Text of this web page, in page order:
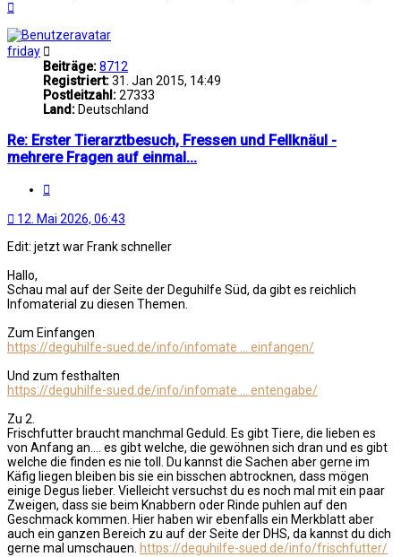
friday
Beiträge:8712
Registriert:31. Jan 2015, 14:49
Postleitzahl:27333
Land: Deutschland
Re: Erster Tierarztbesuch, Fressen und Fellknäul -
mehrere Fragen auf einmal...
12. Mai 2026, 06:43
Edit: jetzt war Frank schneller
Hallo,
Schau mal auf der Seite der Deguhilfe Süd, da gibt es reichlich
Infomaterial zu diesen Themen.
Zum Einfangen
https://deguhilfe-sued.de/info/infomate ... einfangen/
Und zum festhalten
https://deguhilfe-sued.de/info/infomate ... entengabe/
Zu 2.
Frischfutter braucht manchmal Geduld. Es gibt Tiere, die lieben es
von Anfang an.... es gibt welche, die gewöhnen sich dran und es gibt
welche die finden es nie toll. Du kannst die Sachen aber gerne im
Käfig liegen bleiben bis sie ein bisschen abtrocknen, dass mögen
einige Degus lieber. Vielleicht versuchst du es noch mal mit ein paar
Zweigen, dass sie beim Knabbern oder Rinde puhlen auf den
Geschmack kommen. Hier haben wir ebenfalls ein Merkblatt aber
auch ein ganzen Bereich zu auf der Seite der DHS, da kannst du dich
gerne mal umschauen. https://deguhilfe-sued.de/info/frischfutter/